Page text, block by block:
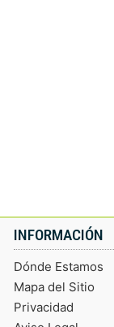
INFORMACIÓN
Dónde Estamos
Mapa del Sitio
Privacidad